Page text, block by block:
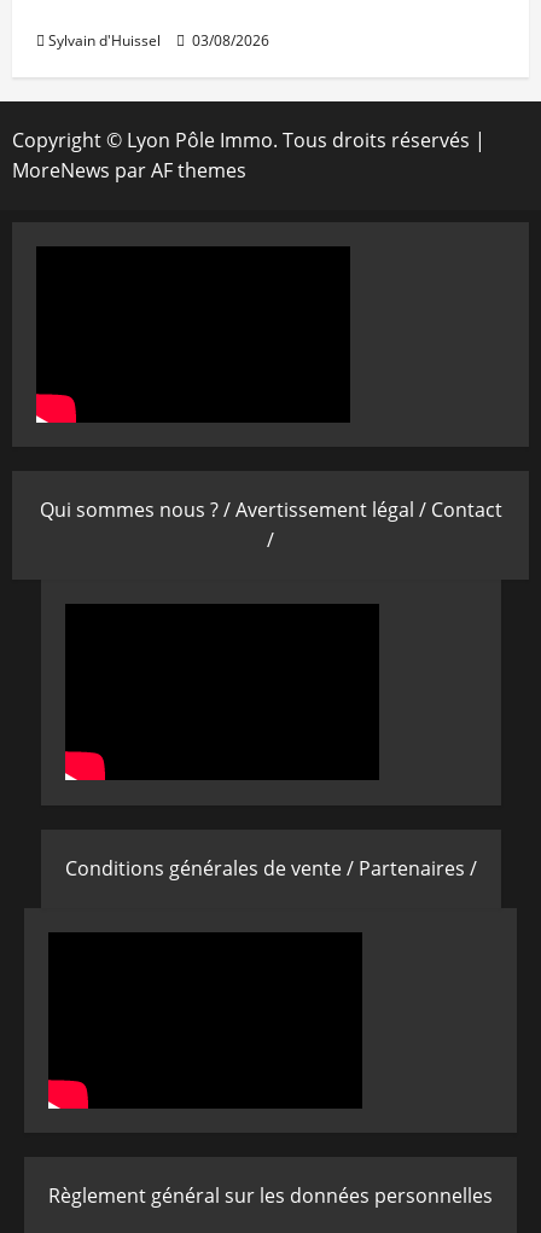
Sylvain d'Huissel 03/08/2026
Copyright © Lyon Pôle Immo. Tous droits réservés |
MoreNews par AF themes
Qui sommes nous ? /Avertissement légal / Contact
/
Conditions générales de vente / Partenaires /
Règlement général sur les données personnelles